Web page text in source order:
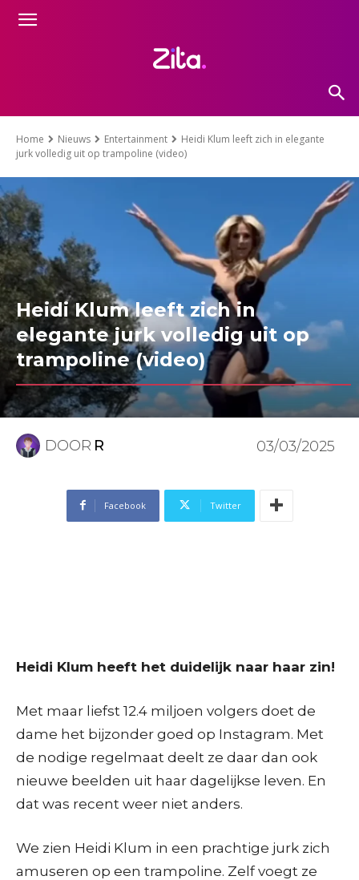
Home Nieuws Entertainment
Heidi Klum leeft zich in elegante
jurk volledig uit op trampoline (video)
Heidi Klum leeft zich in
elegante jurk volledig uit op
trampoline (video)
DOOR R 03/03/2025
Facebook Twitter
Heidi Klum heeft het duidelijk naar haar zin!
Met maar liefst 12.4 miljoen volgers doet de
dame het bijzonder goed op Instagram. Met
de nodige regelmaat deelt ze daar dan ook
nieuwe beelden uit haar dagelijkse leven. En
dat was recent weer niet anders.
We zien Heidi Klum in een prachtige jurk zich
amuseren op een trampoline. Zelf voegt ze